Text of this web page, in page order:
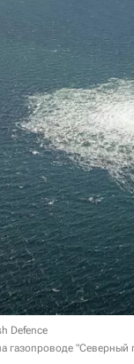
Defence
газопроводе